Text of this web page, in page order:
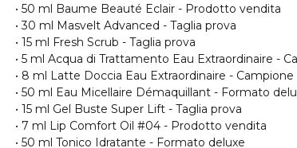
• 50 ml Baume Beauté Eclair - Prodotto vendita
• 30 ml Masvelt Advanced - Taglia prova
• 15 ml Fresh Scrub - Taglia prova
• 5 ml Acqua di Trattamento Eau Extraordinaire -
• 8 ml Latte Doccia Eau Extraordinaire - Campione
• 50 ml Eau Micellaire Démaquillant - Formato
• 15 ml Gel Buste Super Lift - Taglia prova
• 7 ml Lip Comfort Oil #04 - Prodotto vendita
• 50 ml Tonico Idratante - Formato deluxe